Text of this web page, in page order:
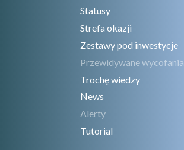
Statusy
Strefa okazji
Zestawy pod inwestycje
Przewidywane wycofania
Trochę wiedzy
News
Alerty
Tutorial